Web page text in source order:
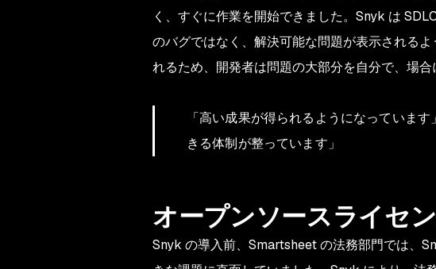
く、すぐに作業を開始できました。Snyk は
のバグではなく、解決可能な問題が表示される
れるため、開発者は問題の大部分を自分で、場
「高い成果が得られるようになっていま
きる体制が整っています」
オープンソースライセ
Snyk の導入前、Smartsheet の法務部門では、